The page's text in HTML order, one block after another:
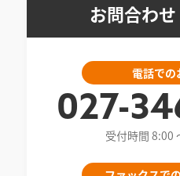
お問合わ
電話での
027-
受付時間 8:00